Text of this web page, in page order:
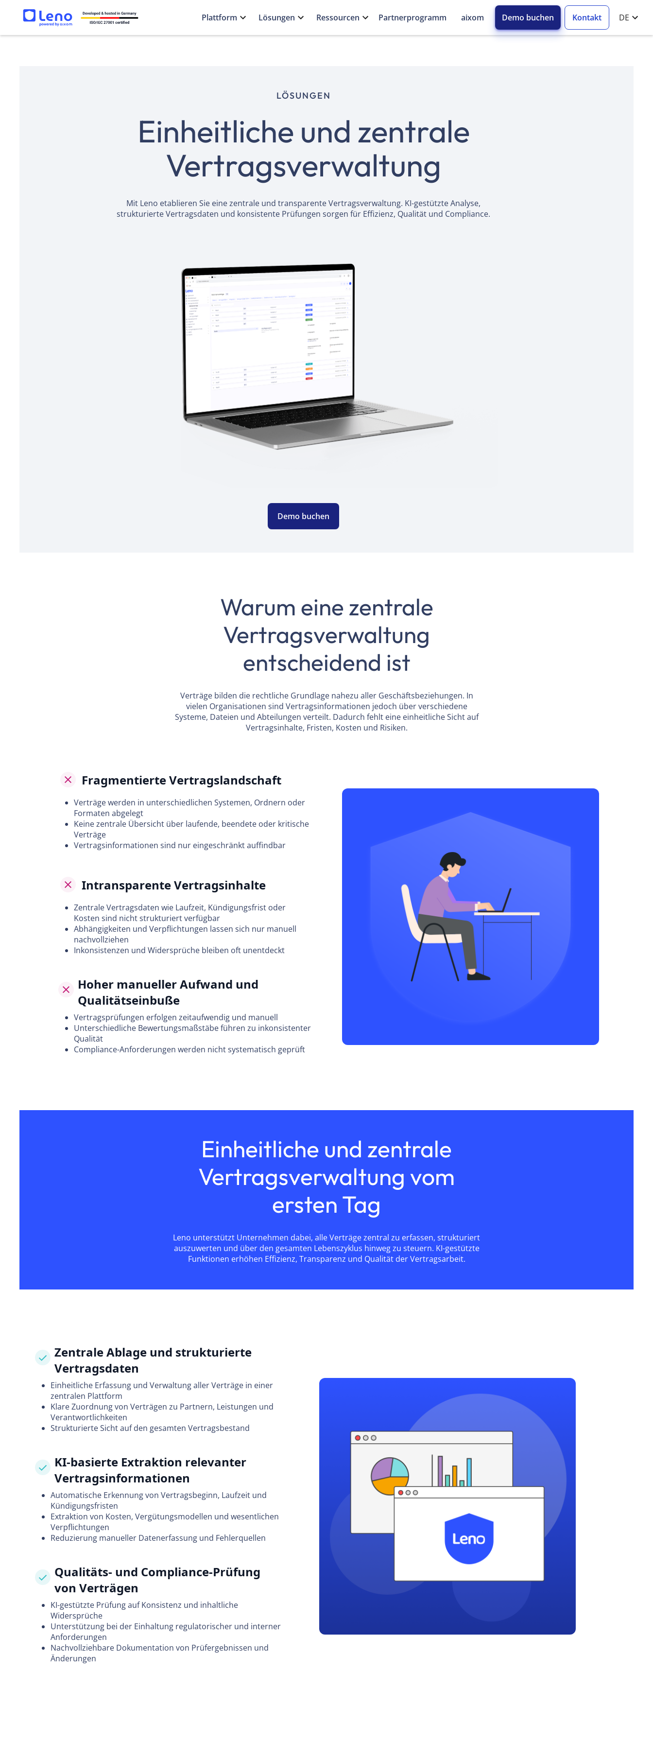
Plattform Lösungen Ressourcen Partnerprogramm aixom Demo buchen Kontakt DE
LÖSUNGEN
Einheitliche und zentrale
Vertragsverwaltung
Mit Leno etablieren Sie eine zentrale und transparente Vertragsverwaltung. KI-gestützte Analyse,
strukturierte Vertragsdaten und konsistente Prüfungen sorgen für Effizienz, Qualität und Compliance.
Demo buchen
Warum eine zentrale
Vertragsverwaltung
entscheidend ist
Verträge bilden die rechtliche Grundlage nahezu aller Geschäftsbeziehungen. In
vielen Organisationen sind Vertragsinformationen jedoch über verschiedene
Systeme, Dateien und Abteilungen verteilt. Dadurch fehlt eine einheitliche Sicht auf
Vertragsinhalte, Fristen, Kosten und Risiken.
Fragmentierte Vertragslandschaft
Verträge werden in unterschiedlichen Systemen, Ordnern oder
Formaten abgelegt
Keine zentrale Übersicht über laufende, beendete oder kritische
Verträge
Vertragsinformationen sind nur eingeschränkt auffindbar
Intransparente Vertragsinhalte
Zentrale Vertragsdaten wie Laufzeit, Kündigungsfrist oder
Kosten sind nicht strukturiert verfügbar
Abhängigkeiten und Verpflichtungen lassen sich nur manuell
nachvollziehen
Inkonsistenzen und Widersprüche bleiben oft unentdeckt
Hoher manueller Aufwand und
Qualitätseinbuße
Vertragsprüfungen erfolgen zeitaufwendig und manuell
Unterschiedliche Bewertungsmaßstäbe führen zu inkonsistenter
Qualität
Compliance-Anforderungen werden nicht systematisch geprüft
Einheitliche und zentrale
Vertragsverwaltung vom
ersten Tag
Leno unterstützt Unternehmen dabei, alle Verträge zentral zu erfassen, strukturiert
auszuwerten und über den gesamten Lebenszyklus hinweg zu steuern. KI-gestützte
Funktionen erhöhen Effizienz, Transparenz und Qualität der Vertragsarbeit.
Zentrale Ablage und strukturierte
Vertragsdaten
Einheitliche Erfassung und Verwaltung aller Verträge in einer
zentralen Plattform
Klare Zuordnung von Verträgen zu Partnern, Leistungen und
Verantwortlichkeiten
Strukturierte Sicht auf den gesamten Vertragsbestand
KI-basierte Extraktion relevanter
Vertragsinformationen
Automatische Erkennung von Vertragsbeginn, Laufzeit und
Kündigungsfristen
Extraktion von Kosten, Vergütungsmodellen und wesentlichen
Verpflichtungen
Reduzierung manueller Datenerfassung und Fehlerquellen
Qualitäts- und Compliance-Prüfung
von Verträgen
KI-gestützte Prüfung auf Konsistenz und inhaltliche
Widersprüche
Unterstützung bei der Einhaltung regulatorischer und interner
Anforderungen
Nachvollziehbare Dokumentation von Prüfergebnissen und
Änderungen